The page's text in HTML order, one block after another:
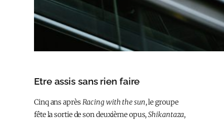
Etre assis sans rien faire
Cinq ans après Racing with the sun, le groupe
fête la sortie de son deuxième opus,Shikantaza,